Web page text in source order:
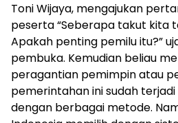
Toni Wijaya, mengajukan
peserta “Seberapa takut kita
Apakah penting pemilu itu?”
pembuka. Kemudian beliau
peragantian pemimpin atau
pemerintahan ini sudah
dengan berbagai metode.